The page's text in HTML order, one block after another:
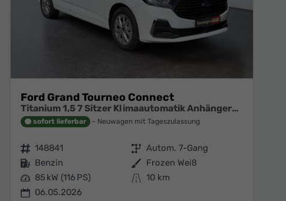
Ford Grand Tourneo Connect
Titanium 1,5 7 Sitzer Klimaautomatik Anhängerkupplung Sitzheizung Einparkhilfe Kamera 17 Zoll Leichtmetall ACC
sofort lieferbar Neuwagen mit Tageszulassung
Fahrzeugnr. 148841 Getriebe Autom. 7-Gang
Kraftstoff Benzin Außenfarbe Frozen Weiß
Leistung 85 kW (116 PS) Kilometerstand 10 km
06.05.2026